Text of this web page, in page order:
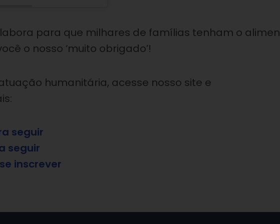
para que milhares de famílias tenham o
o nosso ‘muito obrigado’!
humanitária, acesse nosso site e
seguir
seguir
inscrever